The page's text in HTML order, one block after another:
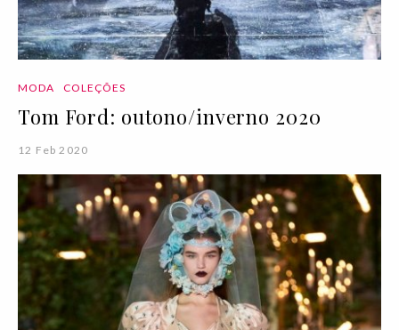
MODA COLEÇÕES
Tom Ford: outono/inverno 2020
12 Feb 2020